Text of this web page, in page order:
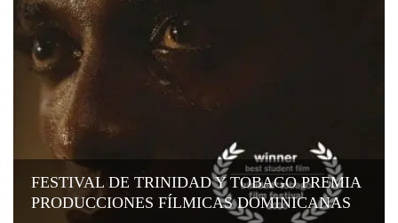
FESTIVAL DE TRINIDAD Y TOBAGO PREMIA
PRODUCCIONES FÍLMICAS DOMINICANAS